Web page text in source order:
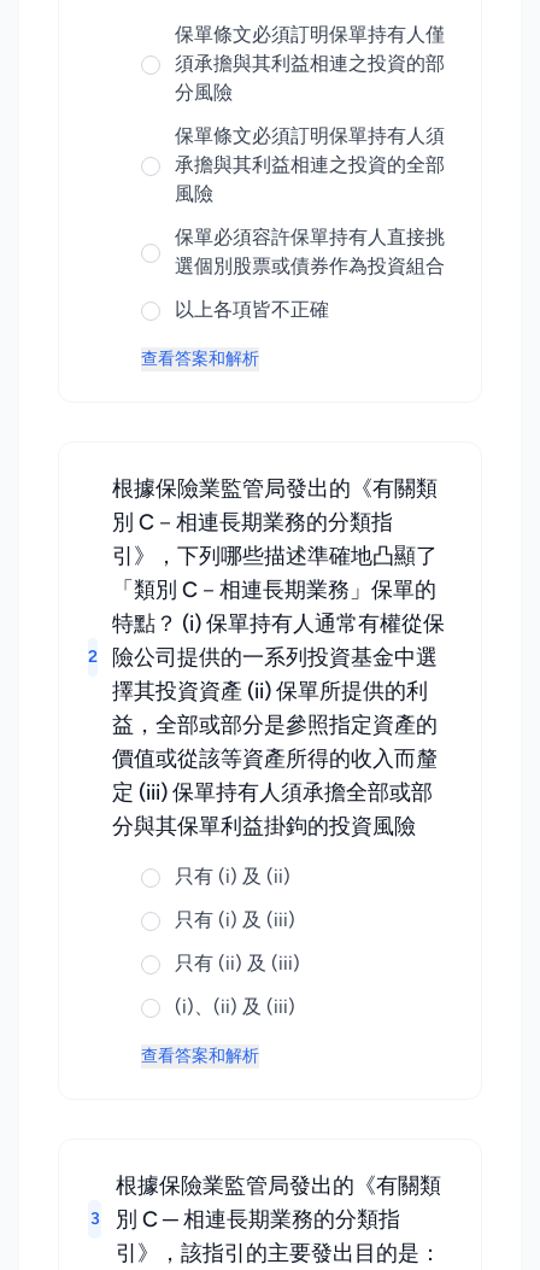
保單條文必須訂明保單持有人僅
須承擔與其利益相連之投資的部
分風險
保單條文必須訂明保單持有人須
承擔與其利益相連之投資的全部
風險
保單必須容許保單持有人直接挑
選個別股票或債券作為投資組合
以上各項皆不正確
查看答案和解析
2
根據保險業監管局發出的《有關類
別 C－相連長期業務的分類指
引》，下列哪些描述準確地凸顯了
「類別 C－相連長期業務」保單的
特點？ (i) 保單持有人通常有權從保
險公司提供的一系列投資基金中選
擇其投資資產 (ii) 保單所提供的利
益，全部或部分是參照指定資產的
價值或從該等資產所得的收入而釐
定 (iii) 保單持有人須承擔全部或部
分與其保單利益掛鉤的投資風險
只有 (i) 及 (ii)
只有 (i) 及 (iii)
只有 (ii) 及 (iii)
(i)、(ii) 及 (iii)
查看答案和解析
3
根據保險業監管局發出的《有關類
別 C ─ 相連長期業務的分類指
引》，該指引的主要發出目的是：